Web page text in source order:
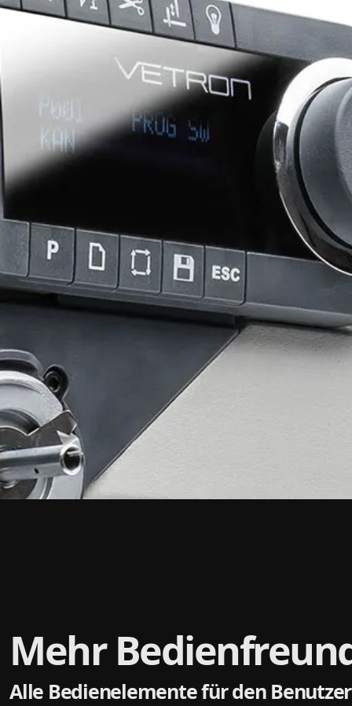
Mehr
Alle Bedienelemente für den